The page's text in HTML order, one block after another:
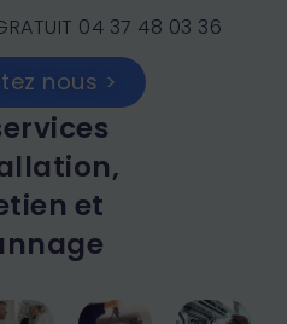
04 37 48 03 36
nous >
et